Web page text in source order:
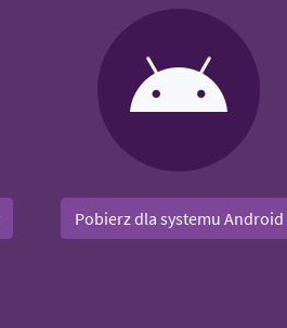
Pobierz dla systemu Android